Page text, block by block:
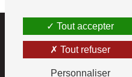
- 2026 -
Tout accepter
Tout refuser
Personnaliser